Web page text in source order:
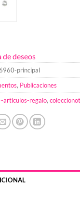
de deseos
principal
, Publicaciones
articulos-regalo,